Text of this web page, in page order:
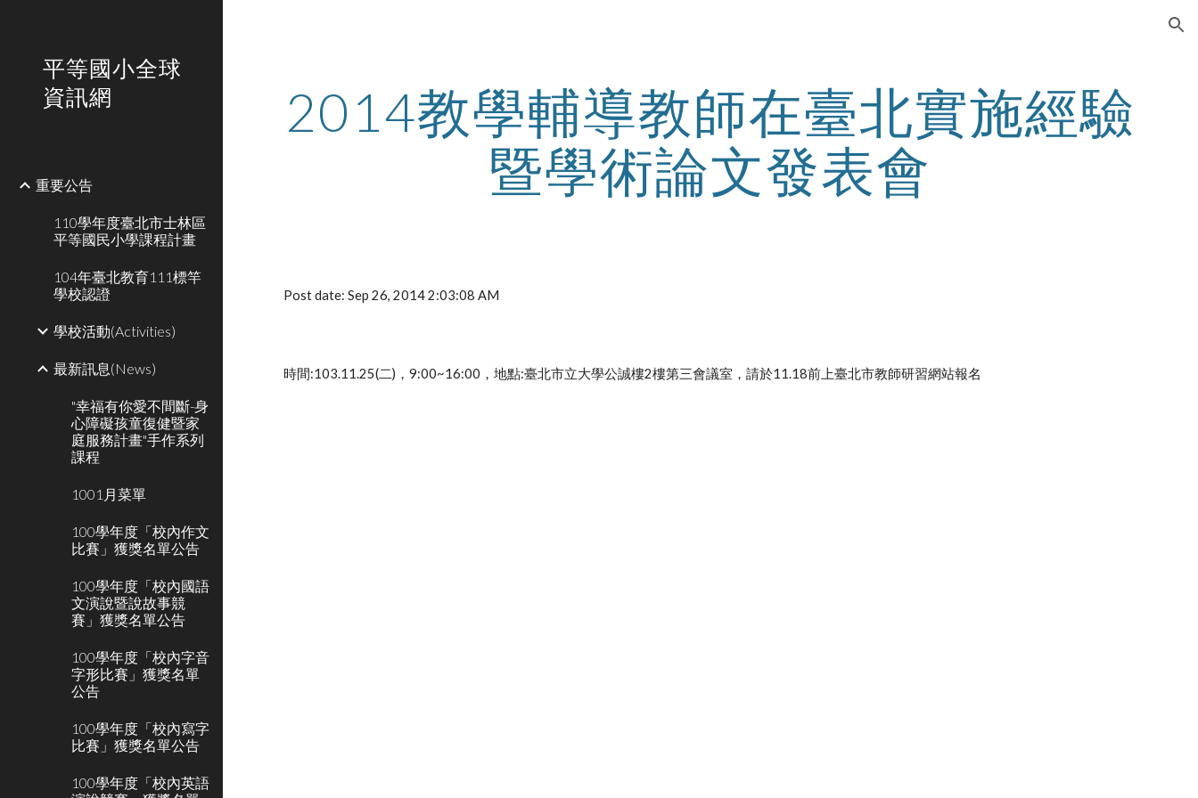
平等國小全球
資訊網
重要公告
110學年度臺北市士林區
平等國民小學課程計畫
104年臺北教育111標竿
學校認證
學校活動(Activities)
最新訊息(News)
"幸福有你愛不間斷-身
心障礙孩童復健暨家
庭服務計畫"手作系列
課程
1001月菜單
100學年度「校內作文
比賽」獲獎名單公告
100學年度「校內國語
文演說暨說故事競
賽」獲獎名單公告
100學年度「校內字音
字形比賽」獲獎名單
公告
100學年度「校內寫字
比賽」獲獎名單公告
100學年度「校內英語
2014教學輔導教師在臺北實施經驗
暨學術論文發表會
Post date: Sep 26, 2014 2:03:08 AM
時間:103.11.25(二)，9:00~16:00，地點:臺北市立大學公誠樓2樓第三會議室，請於11.18前上臺北市教師研習網站報名